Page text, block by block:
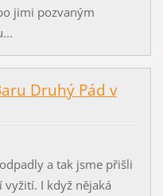
jimi pozvaným
Druhý Pád v
a tak jsme přišli
I když nějaká